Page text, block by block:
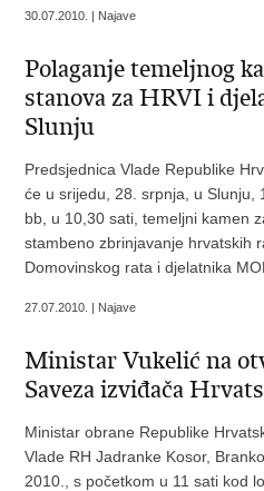
30.07.2010. | Najave
Polaganje temeljnog
stanova za HRVI i
Slunju
Predsjednica Vlade Republike
će u srijedu, 28. srpnja, u Slunju,
bb, u 10,30 sati, temeljni kamen
stambeno zbrinjavanje hrvatskih
Domovinskog rata i djelatnika
27.07.2010. | Najave
Ministar Vukelić na
Saveza izviđača
Ministar obrane Republike
Vlade RH Jadranke Kosor,
2010., s početkom u 11 sati kod